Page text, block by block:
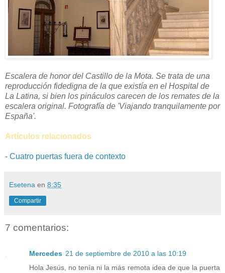
Escalera de honor del Castillo de la Mota. Se trata de una
reproducción fidedigna de la que existía en el Hospital de
La Latina, si bien los pináculos carecen de los remates de la
escalera original. Fotografía de 'Viajando tranquilamente por
España'.
Artículos relacionados
- Cuatro puertas fuera de contexto
Esetena en 8:35
Compartir
7 comentarios:
Mercedes 21 de septiembre de 2010 a las 10:19
Hola Jesús, no tenía ni la más remota idea de que la puerta